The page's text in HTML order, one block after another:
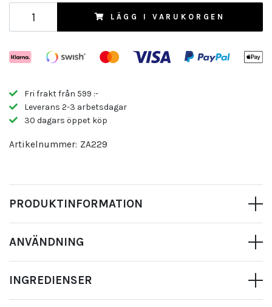
LÄGG I VARUKORGEN
Fri frakt från 599 :-
Leverans 2-3 arbetsdagar
30 dagars öppet köp
Artikelnummer: ZA229
PRODUKTINFORMATION
ANVÄNDNING
INGREDIENSER